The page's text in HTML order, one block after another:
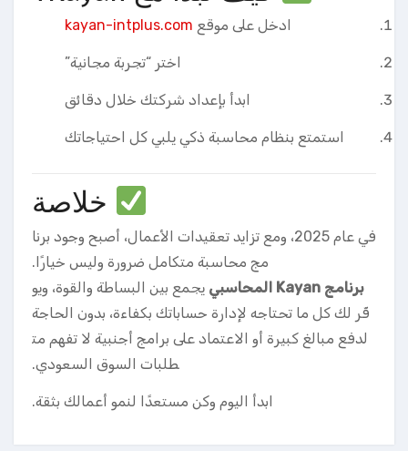
ادخل على موقع kayan-intplus.com
اختر “تجربة مجانية”
ابدأ بإعداد شركتك خلال دقائق
استمتع بنظام محاسبة ذكي يلبي كل احتياجاتك
خلاصة
في عام 2025، ومع تزايد تعقيدات الأعمال، أصبح وجود برنا
مج محاسبة متكامل ضرورة وليس خيارًا.
برنامج Kayan المحاسبي
يجمع بين البساطة والقوة، ويو
فّر لك كل ما تحتاجه لإدارة حساباتك بكفاءة، بدون الحاجة
لدفع مبالغ كبيرة أو الاعتماد على برامج أجنبية لا تفهم مت
طلبات السوق السعودي.
ابدأ اليوم وكن مستعدًا لنمو أعمالك بثقة.